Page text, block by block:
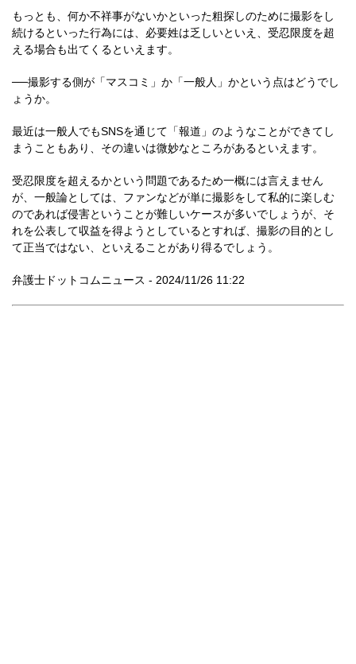
もっとも、何か不祥事がないかといった粗探しのために撮影をし
続けるといった行為には、必要姓は乏しいといえ、受忍限度を超
える場合も出てくるといえます。
──撮影する側が「マスコミ」か「一般人」かという点はどうでし
ょうか。
最近は一般人でもSNSを通じて「報道」のようなことができてし
まうこともあり、その違いは微妙なところがあるといえます。
受忍限度を超えるかという問題であるため一概には言えません
が、一般論としては、ファンなどが単に撮影をして私的に楽しむ
のであれば侵害ということが難しいケースが多いでしょうが、そ
れを公表して収益を得ようとしているとすれば、撮影の目的とし
て正当ではない、といえることがあり得るでしょう。
弁護士ドットコムニュース - 2024/11/26 11:22